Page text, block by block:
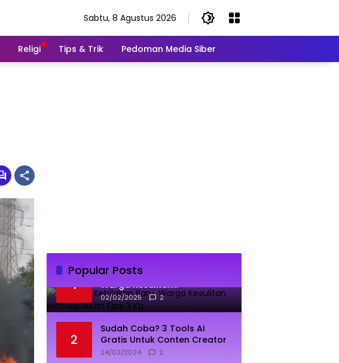
Sabtu, 8 Agustus 2026
Religi Tips & Trik Pedoman Media Siber
Popular Posts
1
Dampak Kebijakan Baru,
Warga Kesulitan
Mendapatkan Elpiji 3 Kg
02/02/2025 2
2
Sudah Coba? 3 Tools AI
Gratis Untuk Conten Creator
24/03/2024 2